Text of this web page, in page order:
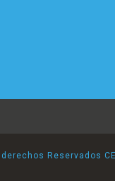
Reservados